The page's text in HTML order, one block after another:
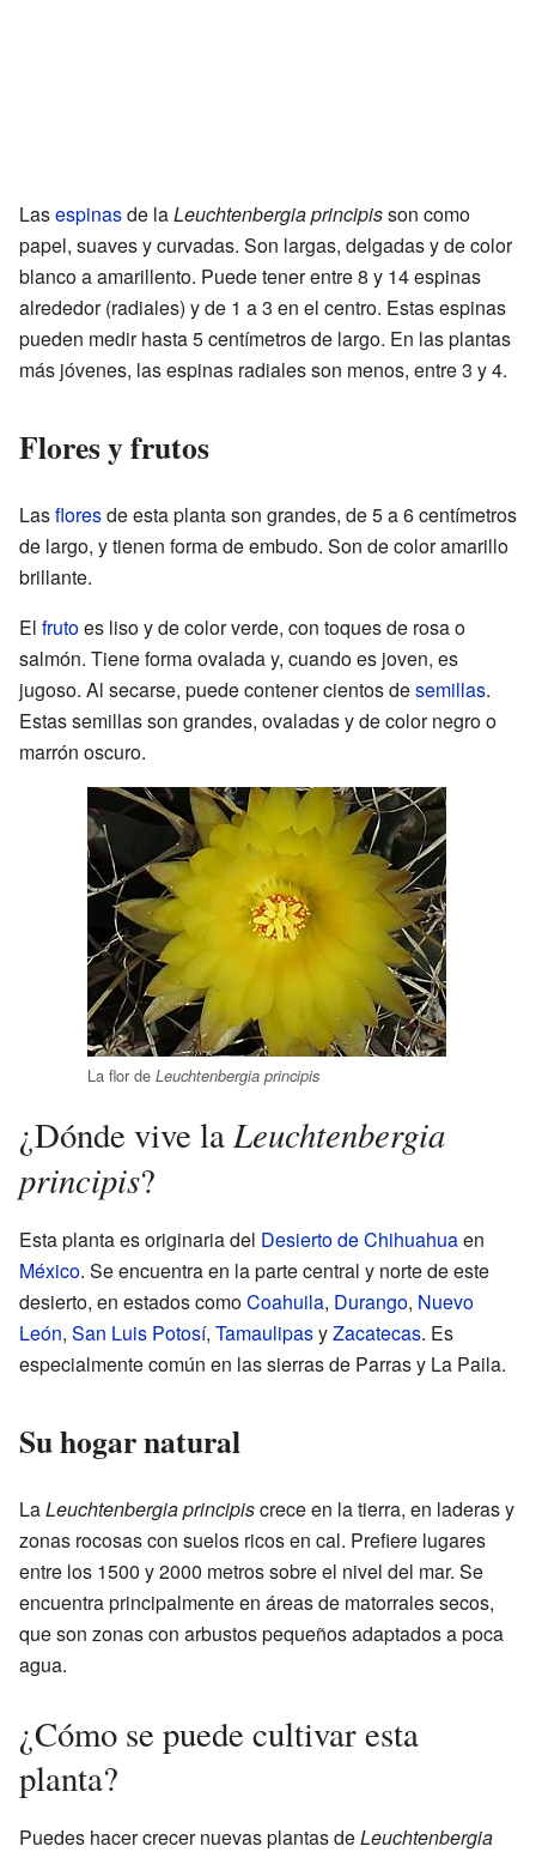
Lasespinasde laLeuchtenbergia principisson como
papel, suaves y curvadas. Son largas, delgadas y de color
blanco a amarillento. Puede tener entre 8 y 14 espinas
alrededor (radiales) y de 1 a 3 en el centro. Estas espinas
pueden medir hasta 5 centímetros de largo. En las plantas
más jóvenes, las espinas radiales son menos, entre 3 y 4.
Flores y frutos
Lasfloresde esta planta son grandes, de 5 a 6 centímetros
de largo, y tienen forma de embudo. Son de color amarillo
brillante.
El frutoes liso y de color verde, con toques de rosa o
salmón. Tiene forma ovalada y, cuando es joven, es
jugoso. Al secarse, puede contener cientos desemillas.
Estas semillas son grandes, ovaladas y de color negro o
marrón oscuro.
La flor de Leuchtenbergia principis
¿Dónde vive laLeuchtenbergia
principis?
Esta planta es originaria del Desierto de Chihuahuaen
México. Se encuentra en la parte central y norte de este
desierto, en estados comoCoahuila, Durango, Nuevo
León, San Luis Potosí, TamaulipasyZacatecas. Es
especialmente común en las sierras de Parras y La Paila.
Su hogar natural
LaLeuchtenbergia principiscrece en la tierra, en laderas y
zonas rocosas con suelos ricos en cal. Prefiere lugares
entre los 1500 y 2000 metros sobre el nivel del mar. Se
encuentra principalmente en áreas de matorrales secos,
que son zonas con arbustos pequeños adaptados a poca
agua.
¿Cómo se puede cultivar esta
planta?
Puedes hacer crecer nuevas plantas deLeuchtenbergia